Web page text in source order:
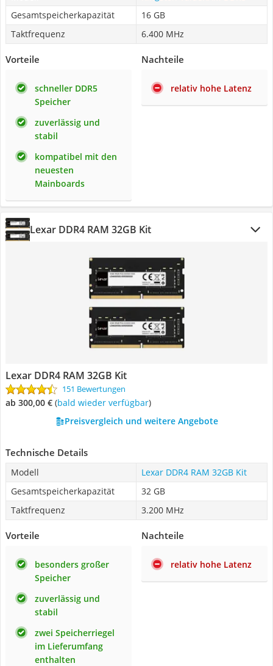
Gesamtspeicherkapazität
16 GB
Taktfrequenz
6.400 MHz
Vorteile
schneller DDR5
Speicher
zuverlässig und
stabil
kompatibel mit den
neuesten
Mainboards
Nachteile
relativ hohe Latenz
Lexar DDR4 RAM 32GB Kit
Lexar DDR4 RAM 32GB Kit
151 Bewertungen
ab 300,00 € ( Bald wieder verfügbar)
Preisvergleich und weitere Angebote
Technische Details
Modell
Lexar DDR4 RAM 32GB Kit
Gesamtspeicherkapazität
32 GB
Taktfrequenz
3.200 MHz
Vorteile
besonders großer
Speicher
zuverlässig und
stabil
zwei Speicherriegel
im Lieferumfang
enthalten
Nachteile
relativ hohe Latenz